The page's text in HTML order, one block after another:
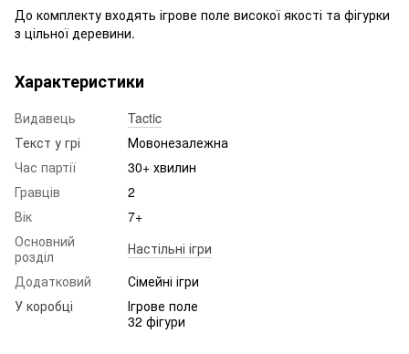
До комплекту входять ігрове поле високої якості та фігурки
з цільної деревини.
Характеристики
Видавець
Tactic
Текст у грі
Мовонезалежна
Час партії
30+ хвилин
Гравців
2
Вік
7+
Основний
розділ
Настільні ігри
Додатковий
Сімейні ігри
У коробці
Ігрове поле
32 фігури